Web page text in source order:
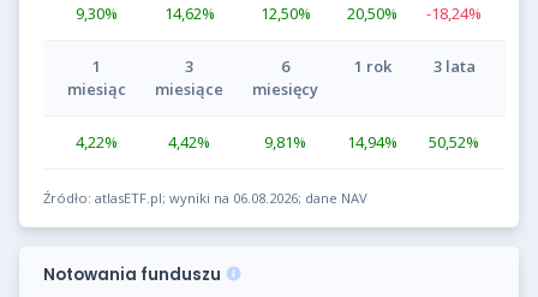
9,30% 14,62% 12,50% 20,50% -18,24%
1
miesiąc
3
miesiące
6
miesięcy
1 rok 3 lata
4,22% 4,42% 9,81% 14,94% 50,52%
Źródło: atlasETF.pl; wyniki na 06.08.2026; dane NAV
Notowania funduszu